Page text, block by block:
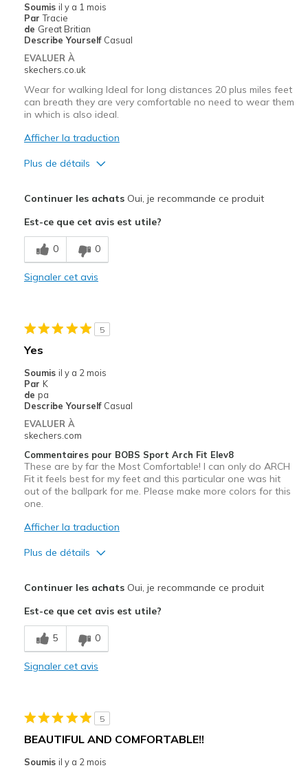
Soumis il y a 1 mois
Par Tracie
de Great Britian
Describe Yourself Casual
EVALUER À
skechers.co.uk
Wear for walking Ideal for long distances 20 plus miles feet
can breath they are very comfortable no need to wear them
in which is also ideal.
Afficher la traduction
Plus de détails
Comfortable
Durable
View On Shoes
Continuer les achatsOui, je recommande ce produit
Est-ce que cet avis est utile?
0 0
Signaler cet avis
5
Yes
Soumis il y a 2 mois
Par K
de pa
Describe Yourself Casual
EVALUER À
skechers.com
Commentaires pour BOBS Sport Arch Fit Elev8
These are by far the Most Comfortable! I can only do ARCH
Fit it feels best for my feet and this particular one was hit
out of the ballpark for me. Please make more colors for this
one.
Afficher la traduction
Plus de détails
Durable
Les meilleures utilisations
Casual Wear
Sizing
Feels true to size
View On Shoes
Shoes are for Wearing
Continuer les achatsOui, je recommande ce produit
Est-ce que cet avis est utile?
5 0
Signaler cet avis
5
BEAUTIFUL AND COMFORTABLE!!
Soumis il y a 2 mois